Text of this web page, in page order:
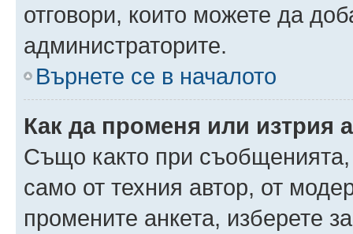
отговори, които можете да
администраторите.
Върнете се в началото
Как да променя или изтрия
Също както при съобщенията,
само от техния автор, от
промените анкета, изберете